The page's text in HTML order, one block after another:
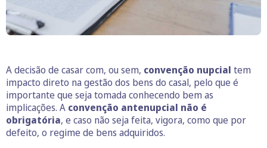
A decisão de casar com, ou sem, convenção nupcial tem
impacto direto na gestão dos bens do casal, pelo que é
importante que seja tomada conhecendo bem as
implicações. A convenção antenupcial não é
obrigatória, e caso não seja feita, vigora, como que por
defeito, o regime de bens adquiridos.